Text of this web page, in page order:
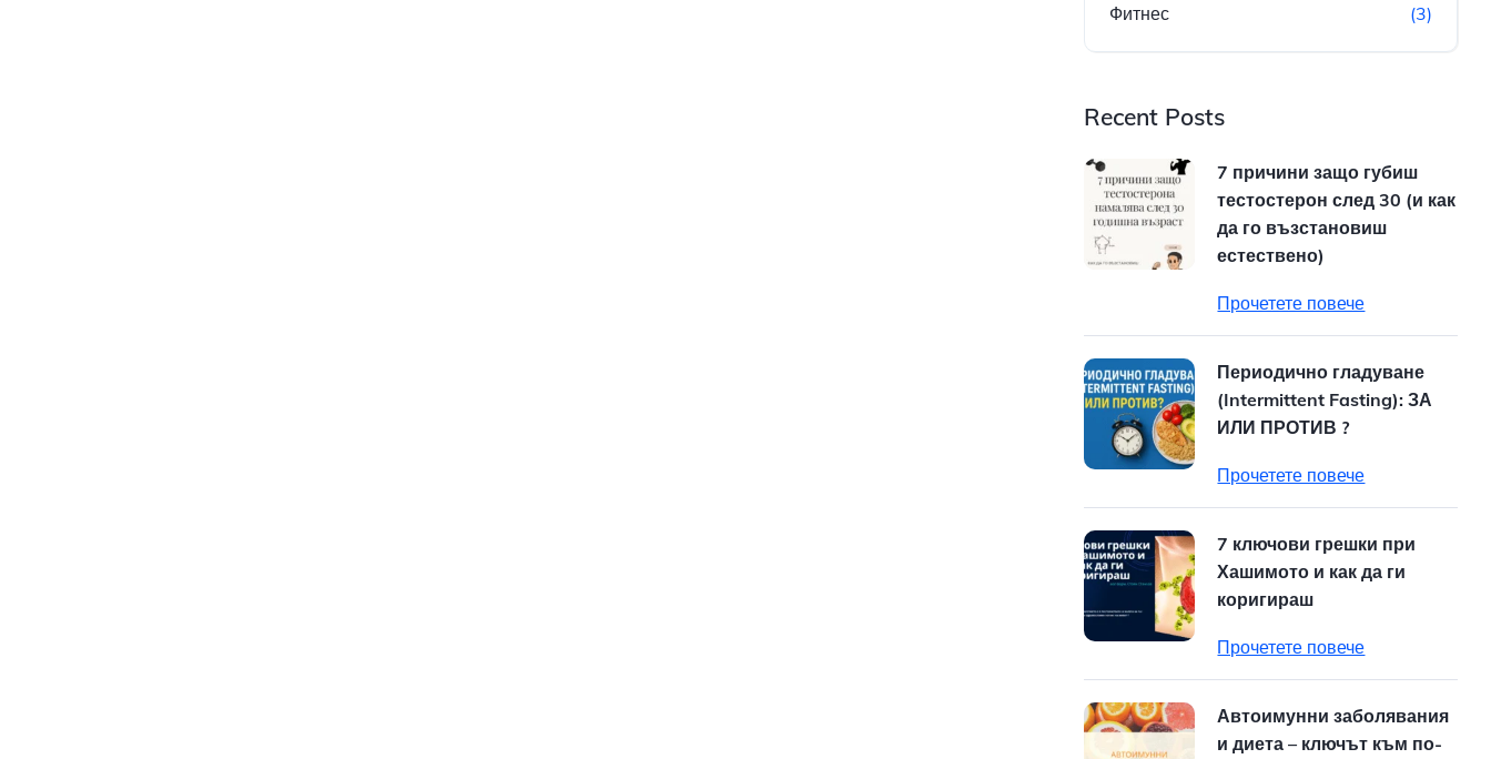
Фитнес (3)
Recent Posts
7 причини защо губиш
тестостерон след 30 (и как
да го възстановиш
естествено)
Прочетете повече
Периодично гладуване
(Intermittent Fasting): ЗА
ИЛИ ПРОТИВ ?
Прочетете повече
7 ключови грешки при
Хашимото и как да ги
коригираш
Прочетете повече
Автоимунни заболявания
и диета – ключът към по-